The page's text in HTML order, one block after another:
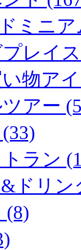
ミニア
レイ
物ア
アー
ラン
ドリン
(8)